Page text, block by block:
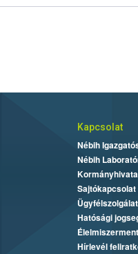
Kapcsolat
Nébih
Nébih
Sajtókapcsolat
Ügyfélszolgálat
Hatósági
Hírlevél